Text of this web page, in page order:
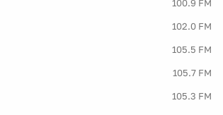
100.9 FM
102.0 FM
105.5 FM
105.7 FM
105.3 FM